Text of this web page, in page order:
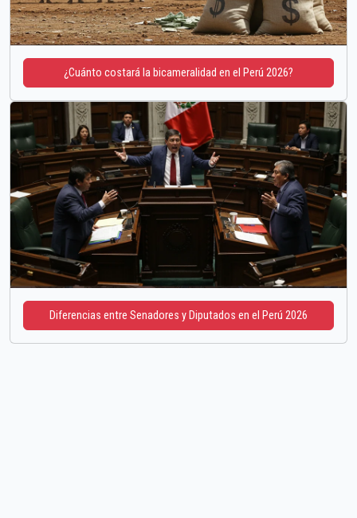
¿Cuánto costará la bicameralidad en el Perú 2026?
Diferencias entre Senadores y Diputados en el Perú 2026